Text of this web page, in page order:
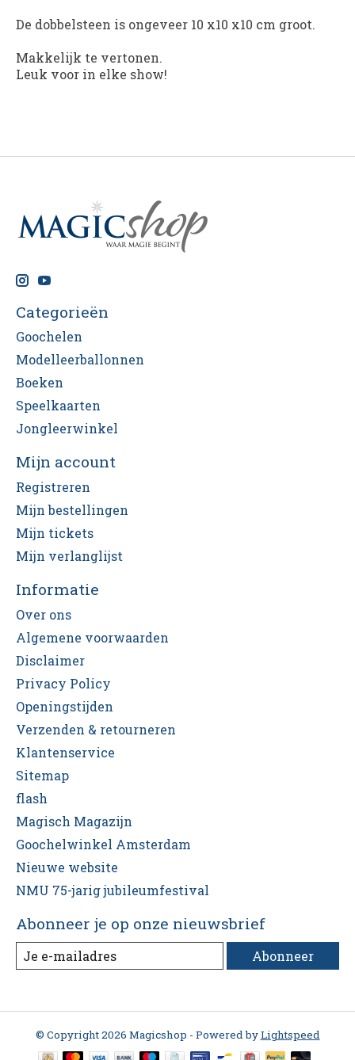
De dobbelsteen is ongeveer 10 x10 x10 cm groot.
Makkelijk te vertonen.
Leuk voor in elke show!
Categorieën
Goochelen
Modelleerballonnen
Boeken
Speelkaarten
Jongleerwinkel
Mijn account
Registreren
Mijn bestellingen
Mijn tickets
Mijn verlanglijst
Informatie
Over ons
Algemene voorwaarden
Disclaimer
Privacy Policy
Openingstijden
Verzenden & retourneren
Klantenservice
Sitemap
flash
Magisch Magazijn
Goochelwinkel Amsterdam
Nieuwe website
NMU 75-jarig jubileumfestival
Abonneer je op onze nieuwsbrief
Abonneer
© Copyright 2026 Magicshop - Powered byLightspeed